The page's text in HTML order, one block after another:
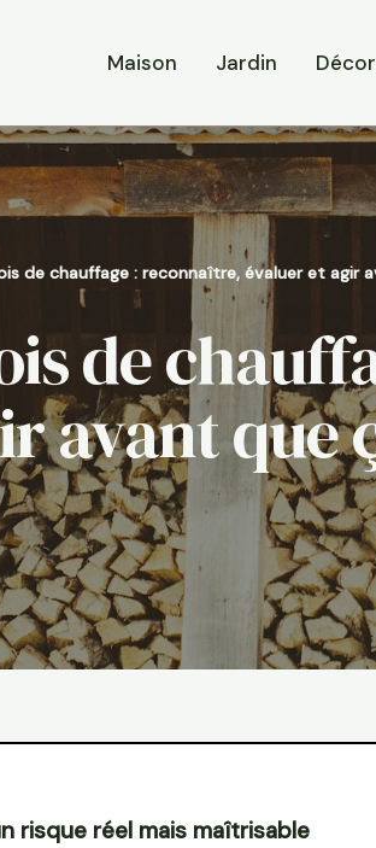
Maison Jardin
de chauffage : reconnaître, évaluer et agir
de
avant que
risque réel mais maîtrisable